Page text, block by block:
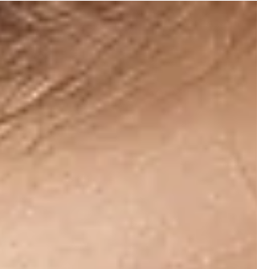
système nerveux, la présence au corps et des
gestes accessibles au quotidien.